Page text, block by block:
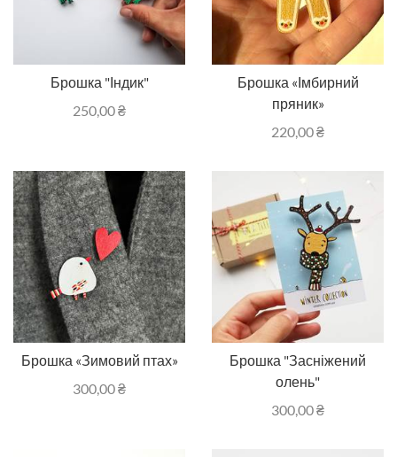
Брошка "Індик"
250,00₴
Брошка «Імбирний
пряник»
220,00₴
Брошка «Зимовий птах»
300,00₴
Брошка "Засніжений
олень"
300,00₴